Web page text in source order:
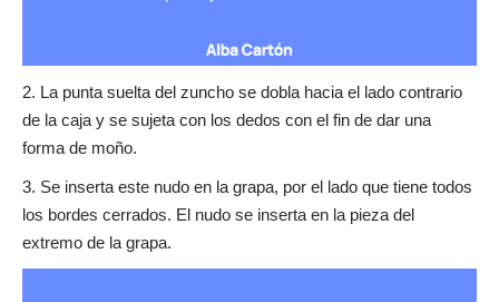
2. La punta suelta del zuncho se dobla hacia el lado contrario
de la caja y se sujeta con los dedos con el fin de dar una
forma de moño.
3. Se inserta este nudo en la grapa, por el lado que tiene todos
los bordes cerrados. El nudo se inserta en la pieza del
extremo de la grapa.